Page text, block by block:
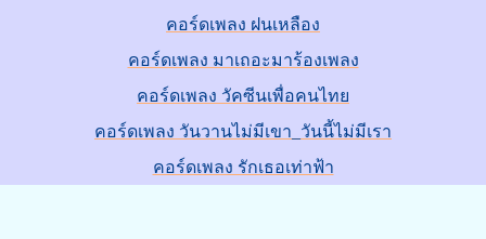
คอร์ดเพลง ฝนเหลือง
คอร์ดเพลง มาเถอะมาร้องเพลง
คอร์ดเพลง วัคซีนเพื่อคนไทย
คอร์ดเพลง วันวานไม่มีเขา_วันนี้ไม่มีเรา
คอร์ดเพลง รักเธอเท่าฟ้า